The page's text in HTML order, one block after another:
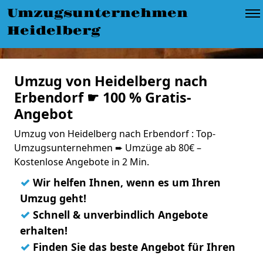
Umzugsunternehmen
Heidelberg
Umzug von Heidelberg nach
Erbendorf ☛ 100 % Gratis-
Angebot
Umzug von Heidelberg nach Erbendorf : Top-
Umzugsunternehmen ➨ Umzüge ab 80€ –
Kostenlose Angebote in 2 Min.
✓ Wir helfen Ihnen, wenn es um Ihren
Umzug geht!
✓ Schnell & unverbindlich Angebote
erhalten!
✓ Finden Sie das beste Angebot für Ihren